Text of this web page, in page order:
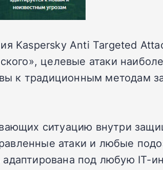
Kaspersky Anti Targeted
целевые атаки
к традиционным методам
ситуацию внутри
атаки и любые
под любую IT-